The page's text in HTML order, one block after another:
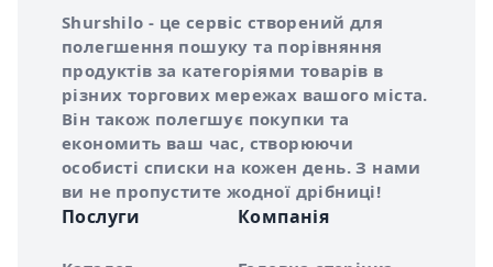
Про сервіс Shurshilo
Shurshilo - це сервіс створений для
полегшення пошуку та порівняння
продуктів за категоріями товарів в
різних торгових мережах вашого міста.
Він також полегшує покупки та
економить ваш час, створюючи
особисті списки на кожен день. З нами
ви не пропустите жодної дрібниці!
Послуги Компанія